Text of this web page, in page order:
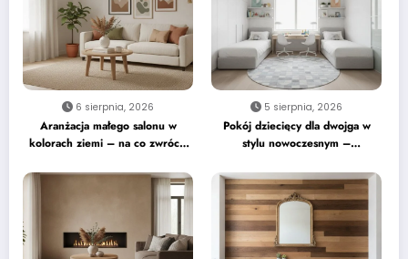
6 sierpnia, 2026
Aranżacja małego salonu w
kolorach ziemi – na co zwrócić
5 sierpnia, 2026
Pokój dziecięcy dla dwojga w
stylu nowoczesnym –